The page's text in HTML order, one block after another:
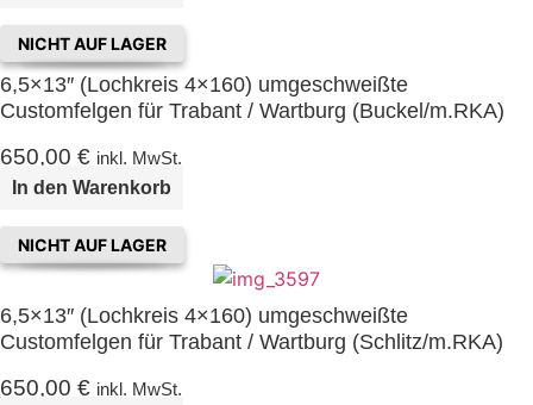
NICHT AUF LAGER
6,5×13″ (Lochkreis 4×160) umgeschweißte
Customfelgen für Trabant / Wartburg (Buckel/m.RKA)
650,00 € inkl. MwSt.
In den Warenkorb
NICHT AUF LAGER
6,5×13″ (Lochkreis 4×160) umgeschweißte
Customfelgen für Trabant / Wartburg (Schlitz/m.RKA)
650,00 € inkl. MwSt.